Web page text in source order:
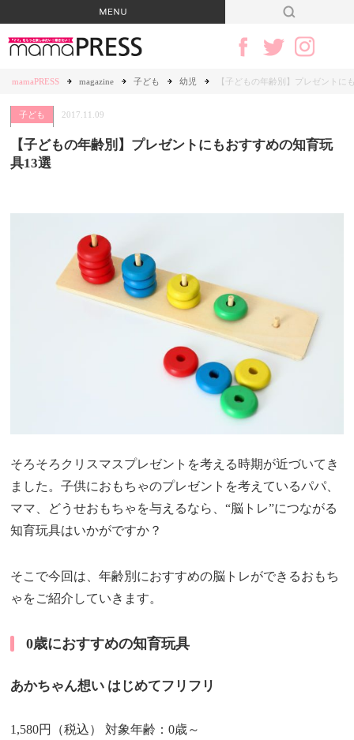
mamaPRESS magazine 子ども 幼児 【子どもの年齢別】プレゼントに
子ども 2017.11.09
【子どもの年齢別】プレゼントにもおすすめの知育玩
具13選
そろそろクリスマスプレゼントを考える時期が近づいてき
ました。子供におもちゃのプレゼントを考えているパパ、
ママ、どうせおもちゃを与えるなら、“脳トレ”につながる
知育玩具はいかがですか？
そこで今回は、年齢別におすすめの脳トレができるおもち
ゃをご紹介していきます。
0歳におすすめの知育玩具
あかちゃん想い はじめてフリフリ
1,580円（税込） 対象年齢：0歳～